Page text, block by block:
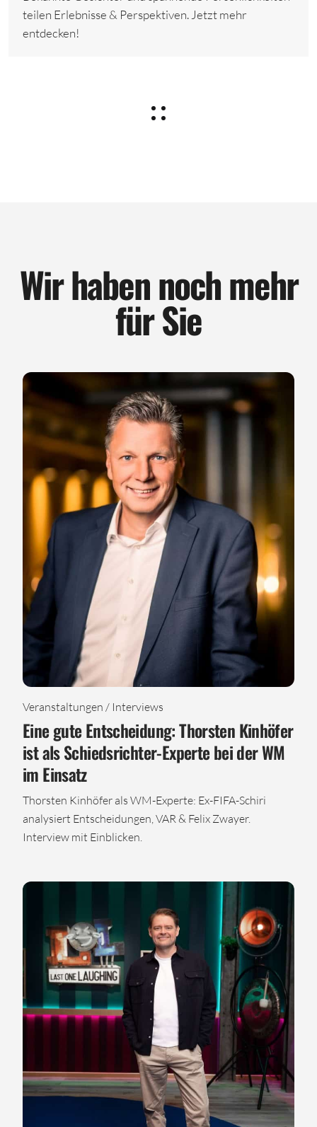
teilen Erlebnisse & Perspektiven. Jetzt mehr
entdecken!
Wir haben noch mehr
für Sie
Veranstaltungen / Interviews
Eine gute Entscheidung: Thorsten Kinhöfer
ist als Schiedsrichter-Experte bei der WM
im Einsatz
Thorsten Kinhöfer als WM-Experte: Ex-FIFA-Schiri
analysiert Entscheidungen, VAR & Felix Zwayer.
Interview mit Einblicken.